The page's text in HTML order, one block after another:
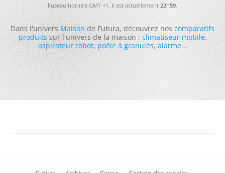
Fuseau horaire GMT +1. Il est actuellement22h59.
Dans l'universMaisonde Futura, découvrez noscomparatifs
produitssur l'univers de la maison :climatiseur mobile,
aspirateur robot,poêle à granulés,alarme...